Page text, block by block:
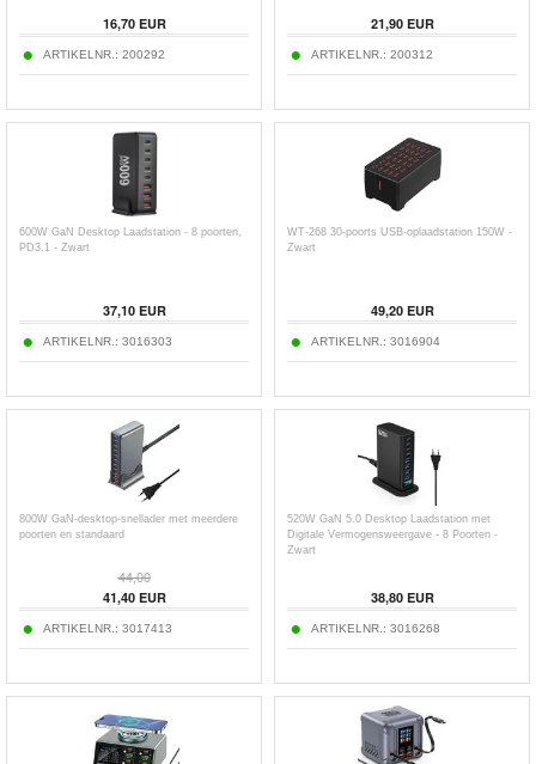
16,70EUR
ARTIKELNR.: 200292
21,90EUR
ARTIKELNR.: 200312
600W GaN Desktop Laadstation - 8 poorten,
PD3.1 - Zwart
37,10EUR
ARTIKELNR.: 3016303
WT-268 30-poorts USB-oplaadstation 150W -
Zwart
49,20EUR
ARTIKELNR.: 3016904
800W GaN-desktop-snellader met meerdere
poorten en standaard
44,00
41,40EUR
ARTIKELNR.: 3017413
520W GaN 5.0 Desktop Laadstation met
Digitale Vermogensweergave - 8 Poorten -
Zwart
38,80EUR
ARTIKELNR.: 3016268